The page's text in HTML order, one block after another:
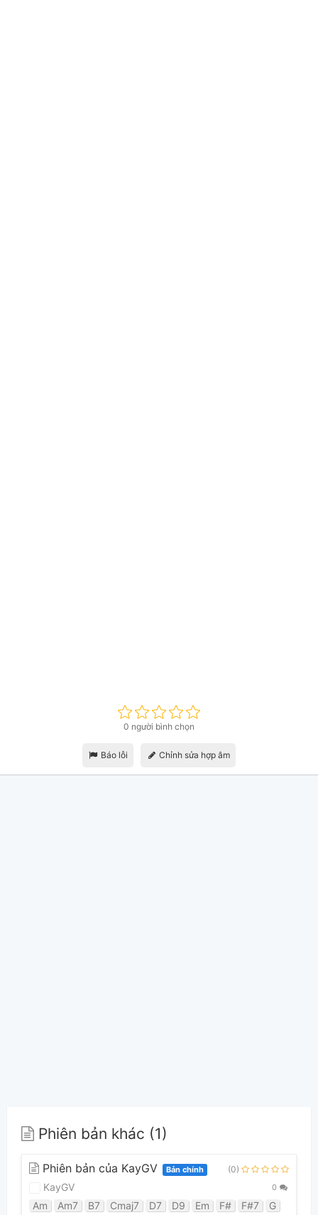
0 người bình chọn
Báo lỗi Chỉnh sửa hợp âm
Phiên bản khác (1)
Phiên bản của KayGV Bản chính (0)
KayGV 0
Am Am7 B7 Cmaj7 D7 D9 Em F# F#7 G